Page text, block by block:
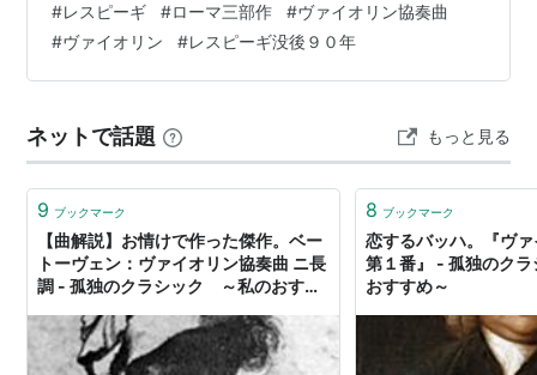
は１９２１年に作曲されたヴァイオリン協奏曲「グレゴ
リオ風協奏曲」（「グレゴリオ聖歌風協奏曲」）をご紹
介したいと思います。 レスピーギはヴァイオリン、ヴィ
ア帝国劇場管弦楽団の首席ヴィオラ奏者として在籍、そ
こでリムスキー・コ…
#レスピーギ #ローマ三部作 #ヴァイオリン協奏曲
#ヴァイオリン #レスピーギ没後９０年
ネットで話題 もっと見る
9 ブックマーク
【曲解説】お情けで作った傑作。ベー
トーヴェン：ヴァイオリン協奏曲 ニ長
調 - 孤独のクラシック ～私のおすす
8 ブックマーク
恋するバッハ。『ヴ
第１番』 - 孤独のク
おすすめ～